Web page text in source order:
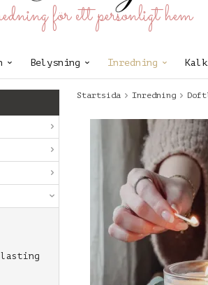
för ett personligt hem
Belysning Inredning
lasting
Startsida Inredning